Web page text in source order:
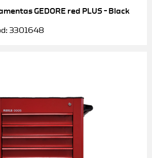
GEDORE red PLUS – Black
3301648